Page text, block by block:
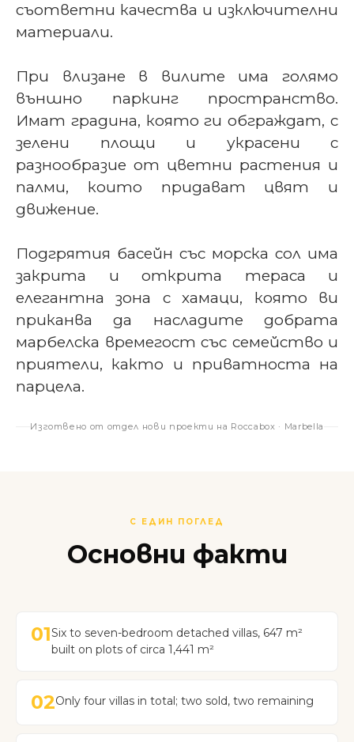
съответни качества и изключителни
материали.
При влизане в вилите има голямо
външно паркинг пространство.
Имат градина, която ги обграждат, с
зелени площи и украсени с
разнообразие от цветни растения и
палми, които придават цвят и
движение.
Подгрятия басейн със морска сол има
закрита и открита тераса и
елегантна зона с хамаци, която ви
приканва да насладите добрата
марбелска времегост със семейство и
приятели, както и приватноста на
парцела.
Изготвено от отдел нови проекти на Roccabox · Marbella
С ЕДИН ПОГЛЕД
Основни факти
01Six to seven-bedroom detached villas, 647 m²
built on plots of circa 1,441 m²
02Only four villas in total; two sold, two remaining